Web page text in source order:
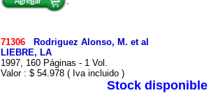
71306
Rodriguez Alonso, M. et al
LIEBRE, LA
1997, 160 Páginas - 1 Vol.
Valor : $ 54.978 ( Iva incluido )
Stock disponible